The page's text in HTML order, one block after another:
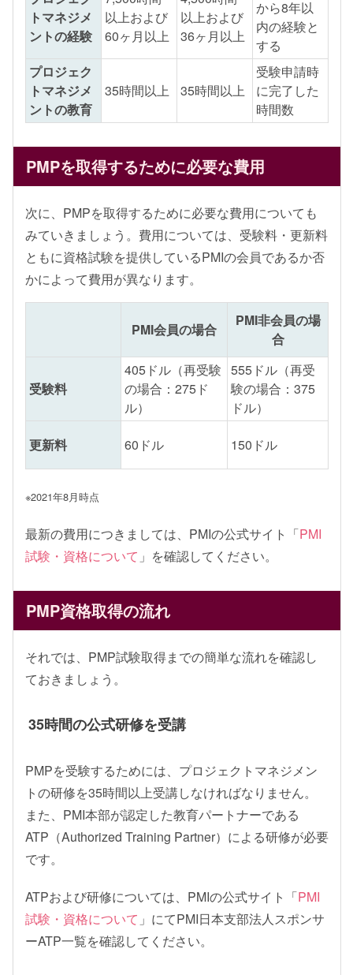
トマネジメ
ントの経験
以上および
60ヶ月以上
以上および
36ヶ月以上
から8年以
内の経験と
する
プロジェク
トマネジメ
ントの教育
35時間以上 35時間以上
受験申請時
に完了した
時間数
PMPを取得するために必要な費用
次に、PMPを取得するために必要な費用についても
みていきましょう。費用については、受験料・更新料
ともに資格試験を提供しているPMIの会員であるか否
かによって費用が異なります。
PMI会員の場合
PMI非会員の場
合
受験料
405ドル（再受験
の場合：275ド
ル）
555ドル（再受
験の場合：375
ドル）
更新料 60ドル 150ドル
※2021年8月時点
最新の費用につきましては、PMIの公式サイト「PMI
試験・資格について 」を確認してください。
PMP資格取得の流れ
それでは、PMP試験取得までの簡単な流れを確認し
ておきましょう。
35時間の公式研修を受講
PMPを受験するためには、プロジェクトマネジメン
トの研修を35時間以上受講しなければなりません。
また、PMI本部が認定した教育パートナーである
ATP（Authorized Training Partner）による研修が必要
です。
ATPおよび研修については、PMIの公式サイト「PMI
試験・資格について 」にてPMI日本支部法人スポンサ
ーATP一覧を確認してください。